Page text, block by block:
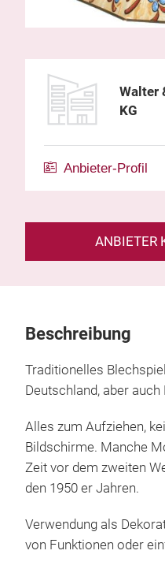
Walter
KG
Anbieter-Profil
ANBIETER
Beschreibung
Traditionelles
Deutschland, aber auch
Alles zum Aufziehen,
Bildschirme. Manche
Zeit vor dem zweiten
den 1950 er Jahren.
Verwendung als
von Funktionen oder